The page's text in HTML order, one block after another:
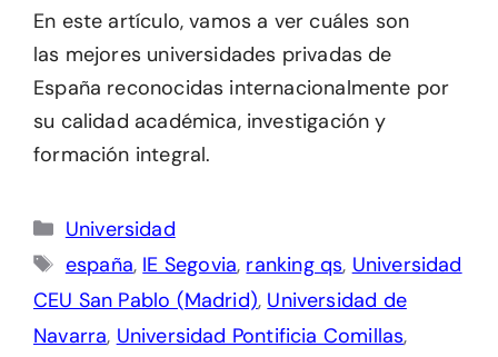
En este artículo, vamos a ver cuáles son
las mejores universidades privadas de
España reconocidas internacionalmente por
su calidad académica, investigación y
formación integral.
Categorías
Universidad
Etiquetas
españa, IE Segovia, ranking qs, Universidad
CEU San Pablo (Madrid), Universidad de
Navarra, Universidad Pontificia Comillas,